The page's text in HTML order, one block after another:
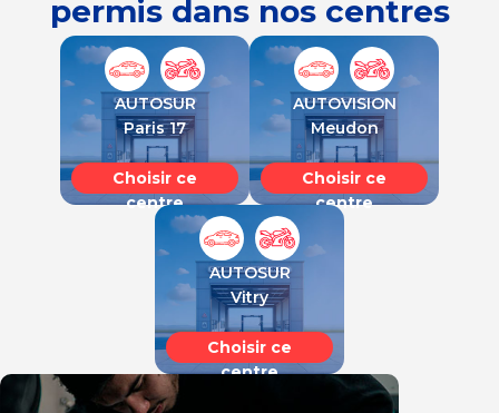
permis dans nos centres
AUTOSUR
Paris 17
Choisir ce
centre
AUTOVISION
Meudon
Choisir ce
centre
AUTOSUR
Vitry
Choisir ce
centre